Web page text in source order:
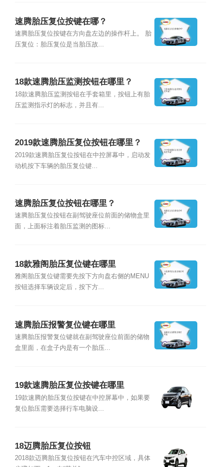
速腾胎压复位按键在哪？
速腾胎压复位按键在方向盘左边的操作杆上。 胎
压复位：胎压复位是当胎压故...
18款速腾胎压监测按钮在哪里？
18款速腾胎压监测按钮在手套箱里，按钮上有胎
压监测指示灯的标志，并且有...
2019款速腾胎压复位按钮在哪里？
2019款速腾胎压复位按钮在中控屏幕中，启动发
动机按下车辆的胎压复位键...
速腾胎压复位按钮在哪里？
速腾胎压复位按钮在副驾驶座位前面的储物盒里
面，上面标注着胎压监测的图标...
18款雅阁胎压复位键在哪里
雅阁胎压复位键需要先按下方向盘右侧的MENU
按钮选择车辆设定后，按下方...
速腾胎压报警复位键在哪里
速腾胎压报警复位键就在副驾驶座位前面的储物
盒里面，在盒子内是有一个胎压...
19款速腾胎压复位按键在哪里
19款速腾的胎压复位按键在中控屏幕中，如果要
复位胎压需要选择行车电脑设...
18迈腾胎压复位按钮
2018款迈腾胎压复位按钮在汽车中控区域，具体